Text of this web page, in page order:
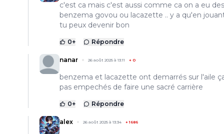
c'est ca mais c'est aussi comme ca on a eu des
benzema govou ou lacazette .. y a qu'en
tu peux devenir bon
0+ Répondre
nanar 26 août 2025 à 13:11 + 0
benzema et lacazette ont demarrés sur l'aile
pas empechés de faire une sacré carrière
0+ Répondre
alex 26 août 2025 à 13:34 +1686